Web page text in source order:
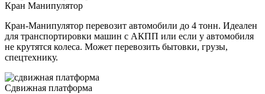
Кран Манипулятор
Кран-Манипулятор перевозит автомобили до 4 тонн. Идеален
для транспортировки машин с АКПП или если у автомобиля
не крутятся колеса. Может перевозить бытовки, грузы,
спецтехнику.
Сдвижная платформа